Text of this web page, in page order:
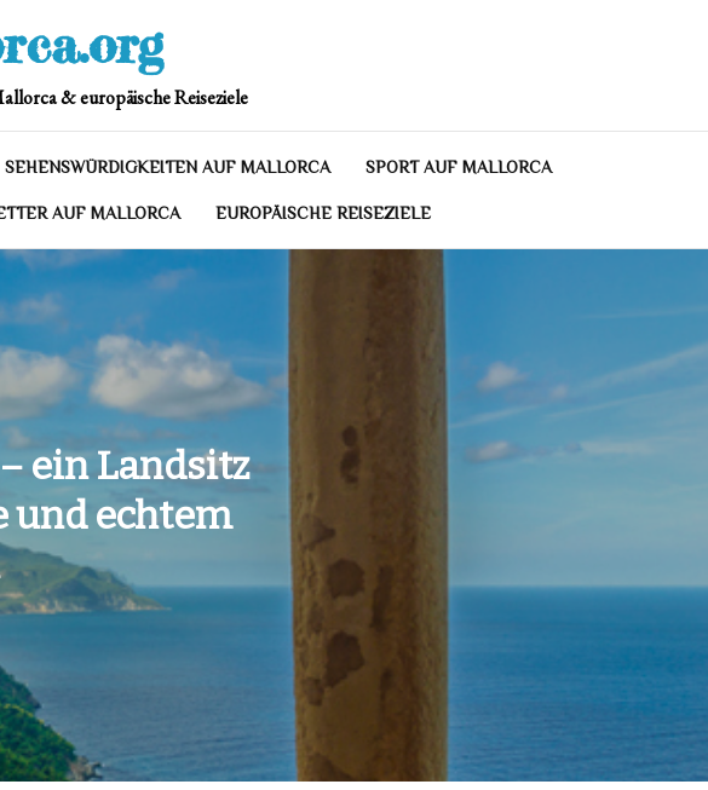
& europäische Reiseziele
SEHENSWÜRDIGKEITEN AUF MALLORCA SPORT AUF MALLORCA
AUF MALLORCA EUROPÄISCHE REISEZIELE
ein Landsitz
und echtem